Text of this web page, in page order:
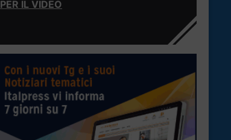
PER IL VIDEO